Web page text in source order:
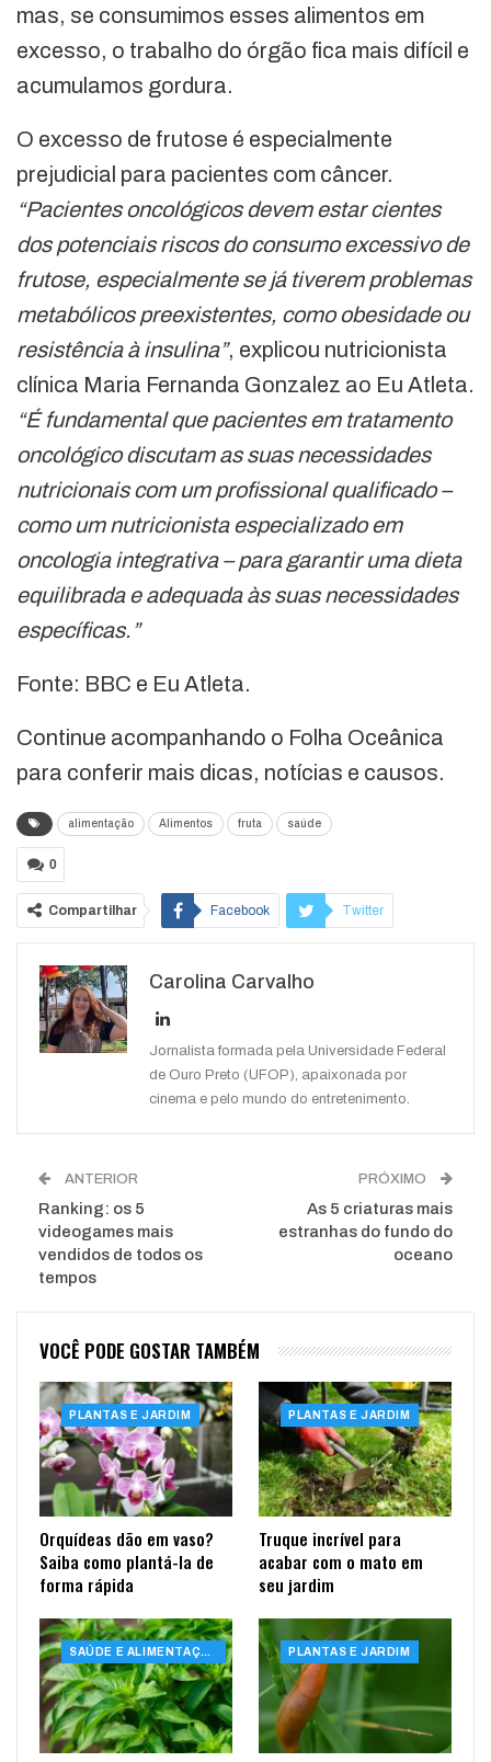
mas, se consumimos esses alimentos em
excesso, o trabalho do órgão fica mais difícil e
acumulamos gordura.
O excesso de frutose é especialmente
prejudicial para pacientes com câncer.
“Pacientes oncológicos devem estar cientes
dos potenciais riscos do consumo excessivo de
frutose, especialmente se já tiverem problemas
metabólicos preexistentes, como obesidade ou
resistência à insulina”, explicou nutricionista
clínica Maria Fernanda Gonzalez ao Eu Atleta.
“É fundamental que pacientes em tratamento
oncológico discutam as suas necessidades
nutricionais com um profissional qualificado –
como um nutricionista especializado em
oncologia integrativa – para garantir uma dieta
equilibrada e adequada às suas necessidades
específicas.”
Fonte: BBC e Eu Atleta.
Continue acompanhando o Folha Oceânica
para conferir mais dicas, notícias e causos.
alimentação Alimentos fruta saúde
0
Compartilhar Facebook Twitter
WhatsApp
Carolina Carvalho
Jornalista formada pela Universidade Federal
de Ouro Preto (UFOP), apaixonada por
cinema e pelo mundo do entretenimento.
ANTERIOR
Ranking: os 5
videogames mais
vendidos de todos os
tempos
PRÓXIMO
As 5 criaturas mais
estranhas do fundo do
oceano
VOCÊ PODE GOSTAR TAMBÉM
PLANTAS E JARDIM
Orquídeas dão em vaso?
Saiba como plantá-la de
forma rápida
PLANTAS E JARDIM
Truque incrível para
acabar com o mato em
seu jardim
SAÚDE E ALIMENTAÇÃO PLANTAS E JARDIM